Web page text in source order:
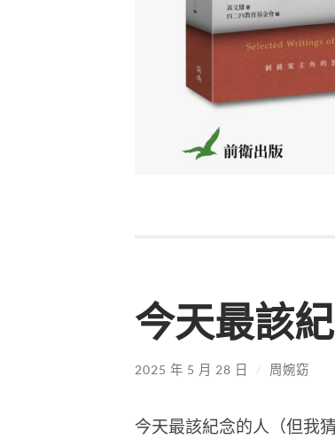
今天最該
2025 年 5 月 28 日 / 周婉窈
今天最該紀念的人（但我